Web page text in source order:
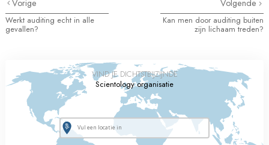
Vorige
Werkt auditing echt in alle
gevallen?
Volgende
Kan men door auditing buiten
zijn lichaam treden?
VIND JE DICHTSTBIJZIJNDE
Scientology organisatie